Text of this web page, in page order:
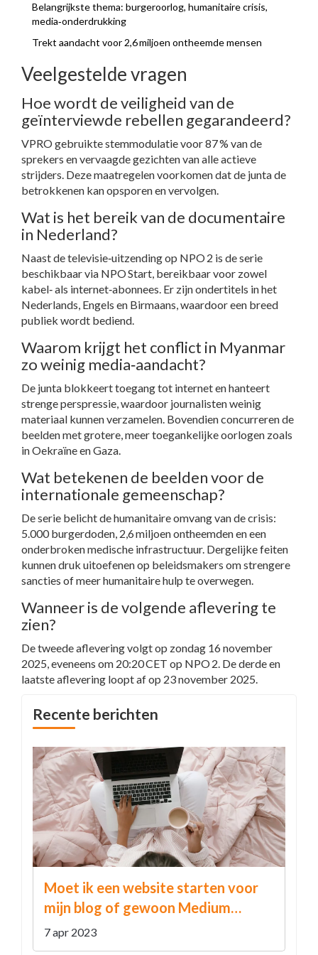
Belangrijkste thema: burgeroorlog, humanitaire crisis,
media‑onderdrukking
Trekt aandacht voor 2,6 miljoen ontheemde mensen
Veelgestelde vragen
Hoe wordt de veiligheid van de
geïnterviewde rebellen gegarandeerd?
VPRO gebruikte stemmodulatie voor 87 % van de
sprekers en vervaagde gezichten van alle actieve
strijders. Deze maatregelen voorkomen dat de junta de
betrokkenen kan opsporen en vervolgen.
Wat is het bereik van de documentaire
in Nederland?
Naast de televisie‑uitzending op NPO 2 is de serie
beschikbaar via NPO Start, bereikbaar voor zowel
kabel‑ als internet‑abonnees. Er zijn ondertitels in het
Nederlands, Engels en Birmaans, waardoor een breed
publiek wordt bediend.
Waarom krijgt het conflict in Myanmar
zo weinig media‑aandacht?
De junta blokkeert toegang tot internet en hanteert
strenge perspressie, waardoor journalisten weinig
materiaal kunnen verzamelen. Bovendien concurreren de
beelden met grotere, meer toegankelijke oorlogen zoals
in Oekraïne en Gaza.
Wat betekenen de beelden voor de
internationale gemeenschap?
De serie belicht de humanitaire omvang van de crisis:
5.000 burgerdoden, 2,6 miljoen ontheemden en een
onderbroken medische infrastructuur. Dergelijke feiten
kunnen druk uitoefenen op beleidsmakers om strengere
sancties of meer humanitaire hulp te overwegen.
Wanneer is de volgende aflevering te
zien?
De tweede aflevering volgt op zondag 16 november
2025, eveneens om 20:20 CET op NPO 2. De derde en
laatste aflevering loopt af op 23 november 2025.
Recente berichten
Moet ik een website starten voor
mijn blog of gewoon Medium
gebruiken in plaats daarvan?
7 apr 2023